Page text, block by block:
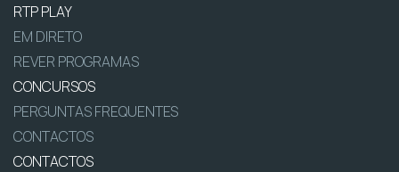
RTP PLAY
EM DIRETO
REVER PROGRAMAS
CONCURSOS
PERGUNTAS FREQUENTES
CONTACTOS
CONTACTOS